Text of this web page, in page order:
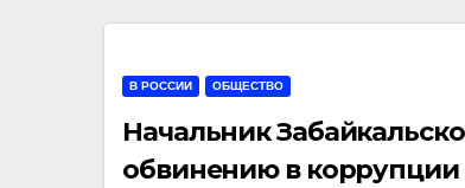
В РОССИИ ОБЩЕСТВО
Начальник
обвинению в коррупции